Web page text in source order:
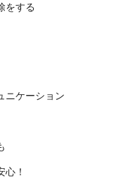
をする
ニケーション
！